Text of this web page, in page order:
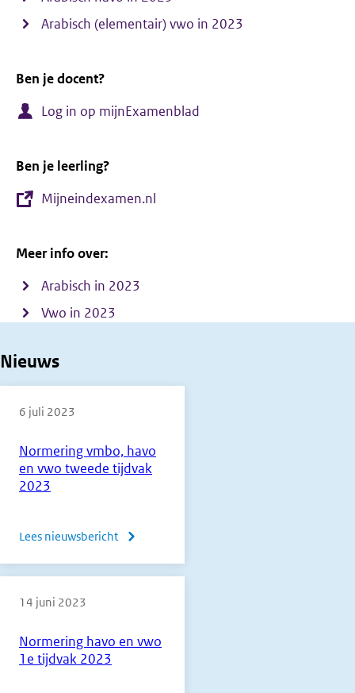
Arabisch (elementair) vwo in 2023
Ben je docent?
Log in op mijnExamenblad
Ben je leerling?
Mijneindexamen.nl
Meer info over:
Arabisch in 2023
Vwo in 2023
Nieuws
Normering vmbo, havo
en vwo tweede tijdvak
2023
6 juli 2023
Lees nieuwsbericht
over
vmbo,
vwo
Normering havo en vwo
1e tijdvak 2023
14 juni 2023